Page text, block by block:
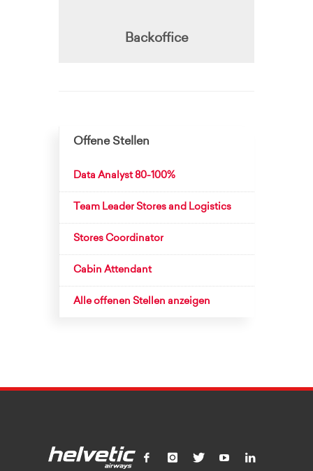
Backoffice
Offene Stellen
Data Analyst 80-100%
Team Leader Stores and Logistics
Stores Coordinator
Cabin Attendant
Alle offenen Stellen anzeigen